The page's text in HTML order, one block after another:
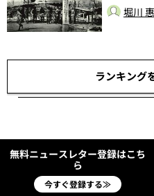
堀川
ランキング
無料ニュースレター登録はこち
ら
今すぐ登録する≫